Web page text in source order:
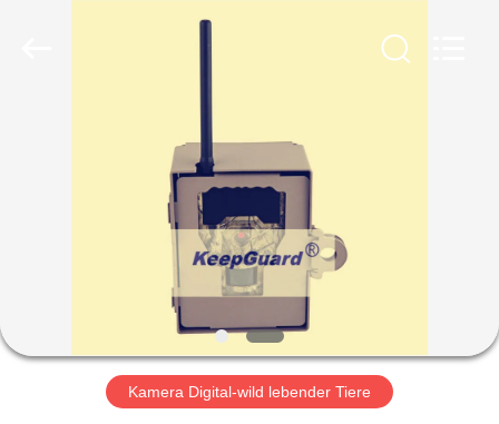
PRODUKTE
ÜBER
Kamera Digital-wild lebender Tiere